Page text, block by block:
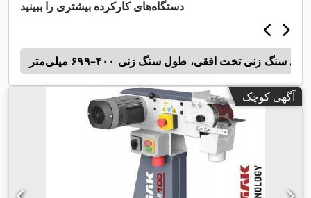
دستگاه‌های کارکرده بیشتری را ببینید
سنگ زنی تخت افقی، طول سنگ زنی ۴۰۰–۶۹۹ میلی‌متر
آگهی کوچک